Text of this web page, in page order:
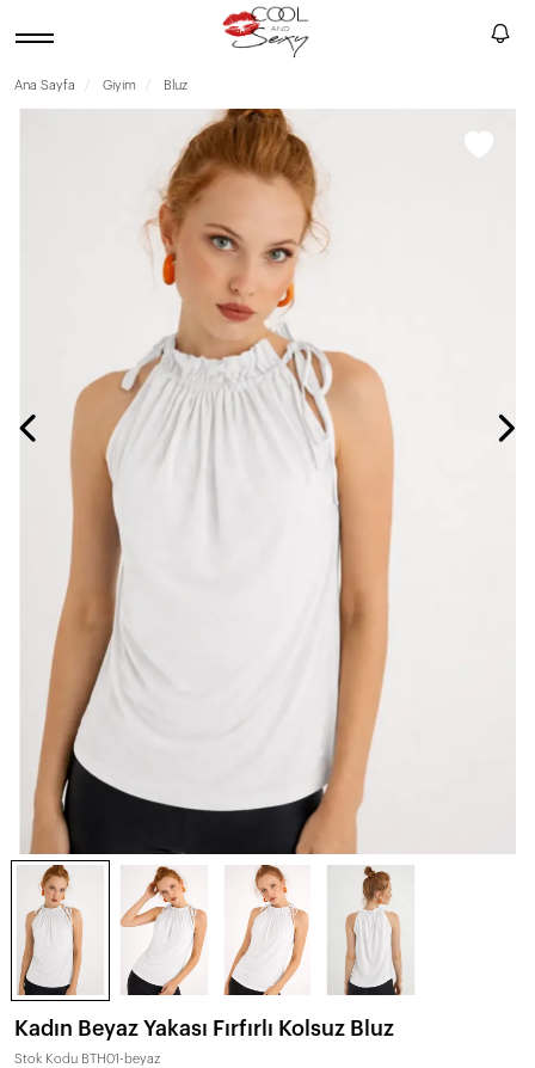
Ana Sayfa Giyim Bluz
Kadın Beyaz Yakası Fırfırlı Kolsuz Bluz
Stok Kodu BTH01-beyaz